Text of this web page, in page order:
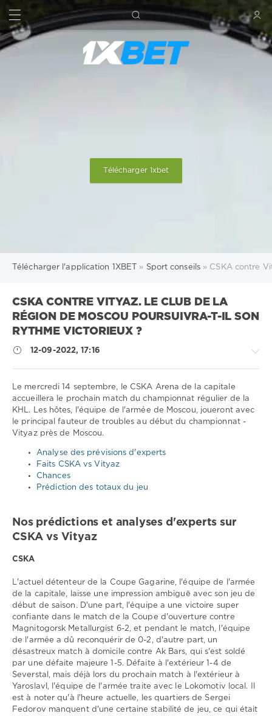
RECHERCHE
Télécharger 1xbet
Télécharger l'application 1XBET » Sport conseils » CSKA contre
CSKA CONTRE VITYAZ. LE CLUB DE LA
RÉGION DE MOSCOU POURSUIVRA-T-IL SON
RYTHME VICTORIEUX ?
12-09-2022, 17:16
Sport
conseils
Pronostics
de
hockey
Télécharger
1
Le mercredi 14 septembre, le CSKA Arena de la capitale
accueillera le prochain match du championnat régulier de la
KHL. Les hôtes, l'équipe de l'armée de Moscou, joueront avec
le principal fauteur de troubles au début du championnat -
Vityaz près de Moscou.
Analyse des prévisions d'experts
Faits CSKA vs Vityaz
Chances
Prédiction des totaux du jeu
Nos prédictions et analyses d'experts sur
CSKA vs Vityaz
CSKA
L'actuel détenteur de la Coupe Gagarine, l'équipe de l'armée
de la capitale, laisse une impression ambiguë avec son jeu de
début de saison. D'une part, l'équipe a une victoire super
confiante dans le match de la Coupe d'ouverture contre
Magnitogorsk Metallurgist 6-2, et pendant le match, l'équipe
de l'armée a dû reconquérir de 0-2, d'autre part, un
désastreux match à domicile contre Ak Bars, qui s'est soldé
par une défaite majeure 1-5. Défaite à l'extérieur 1-4 de
Severstal, mais déjà lors du prochain match à l'extérieur à
Yaroslavl, l'équipe de l'armée traite avec le Lokomotiv local. Il
est à noter qu'à l'heure actuelle, les quartiers de Sergei
Fedorov manquent d'une certaine stabilité de jeu, ce qui était